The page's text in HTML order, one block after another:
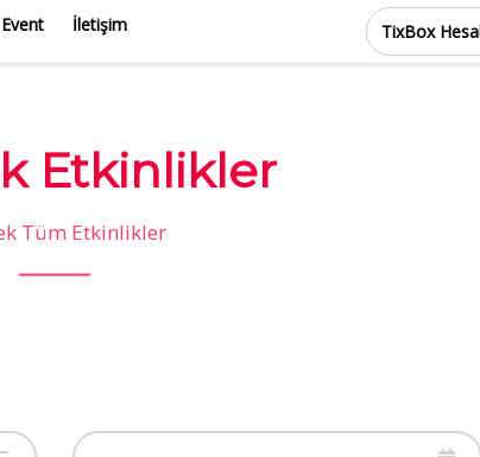
İletişim TixBox
Etkinlikler
Tüm Etkinlikler